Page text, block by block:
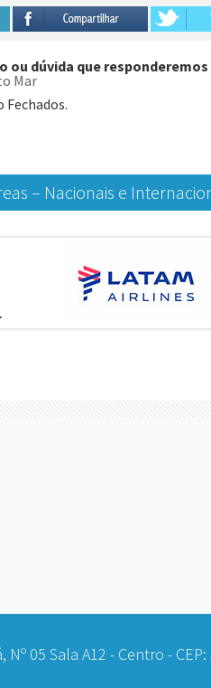
ou dúvida que
Mar
– Nacionais e
Nº 05 Sala A12 - Centro -